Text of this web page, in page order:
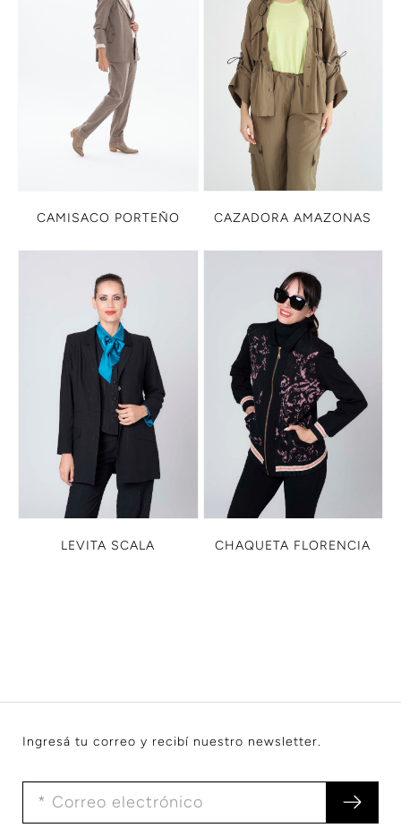
CAMISACO PORTEÑO CAZADORA AMAZONAS
LEVITA SCALA CHAQUETA FLORENCIA
Ingresá tu correo y recibí nuestro newsletter.